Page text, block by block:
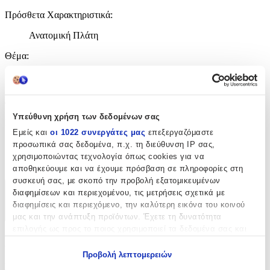
Υπεύθυνη χρήση των δεδομένων σας
Εμείς και οι 1022 συνεργάτες μας επεξεργαζόμαστε
προσωπικά σας δεδομένα, π.χ. τη διεύθυνση IP σας,
χρησιμοποιώντας τεχνολογία όπως cookies για να
αποθηκεύουμε και να έχουμε πρόσβαση σε πληροφορίες στη
συσκευή σας, με σκοπό την προβολή εξατομικευμένων
διαφημίσεων και περιεχομένου, τις μετρήσεις σχετικά με
διαφημίσεις και περιεχόμενο, την καλύτερη εικόνα του κοινού
μας και την ανάπτυξη προϊόντων. Έχετε τη δυνατότητα
Προβολή λεπτομερειών
Πρόσθετα Χαρακτηριστικά:
Ανατομική Πλάτη
Θέμα:
Διαστάσεις
Μήκος:
28 εκ
cm
Χαρακτηριστικά
+
Χαρακτηριστικά